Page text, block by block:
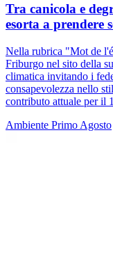
Tra canicola e
esorta a prendere
Nella rubrica "Mot de
Friburgo nel sito della
climatica invitando i
consapevolezza nello
contributo attuale per il
Ambiente Primo Agosto